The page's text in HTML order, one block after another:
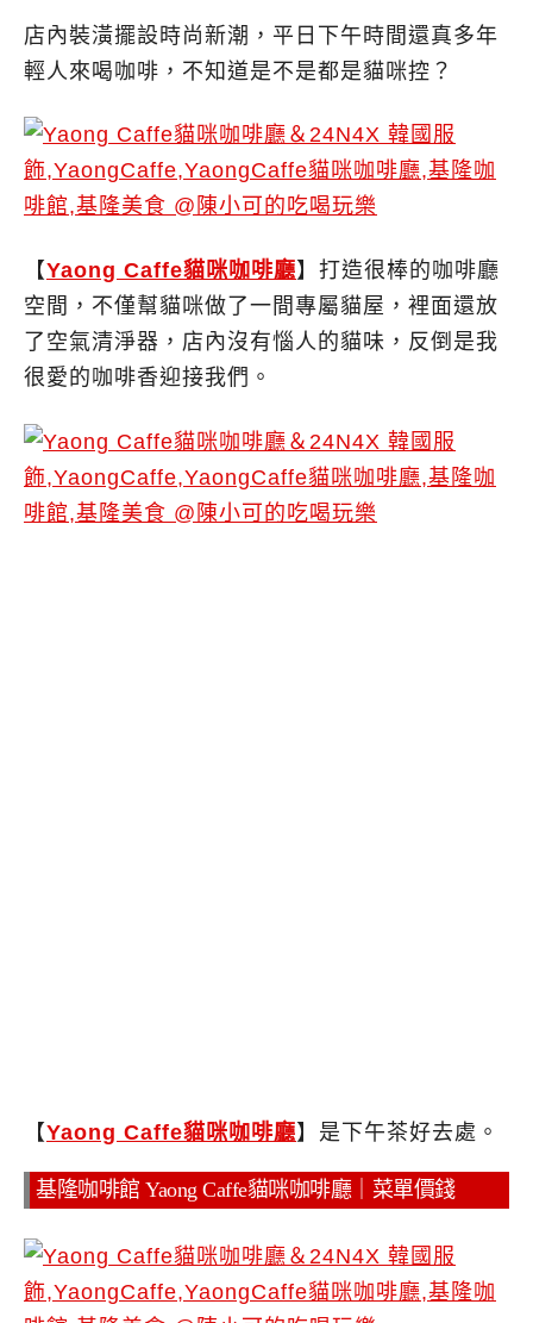
店內裝潢擺設時尚新潮，平日下午時間還真多年
輕人來喝咖啡，不知道是不是都是貓咪控？
【Yaong Caffe貓咪咖啡廳】打造很棒的咖啡廳
空間，不僅幫貓咪做了一間專屬貓屋，裡面還放
了空氣清淨器，店內沒有惱人的貓味，反倒是我
很愛的咖啡香迎接我們。
【Yaong Caffe貓咪咖啡廳】是下午茶好去處。
基隆咖啡館 Yaong Caffe貓咪咖啡廳｜菜單價錢